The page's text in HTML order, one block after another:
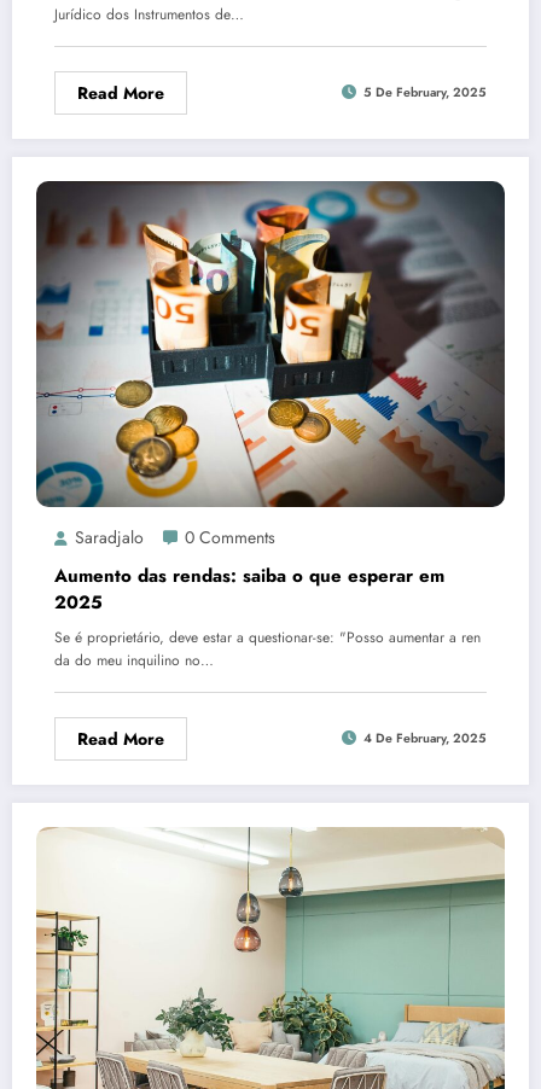
Jurídico dos Instrumentos de…
Read More 5 De February, 2025
Saradjalo 0 Comments
Aumento das rendas: saiba o que esperar em
2025
Se é proprietário, deve estar a questionar-se: "Posso aumentar a ren
da do meu inquilino no…
Read More 4 De February, 2025